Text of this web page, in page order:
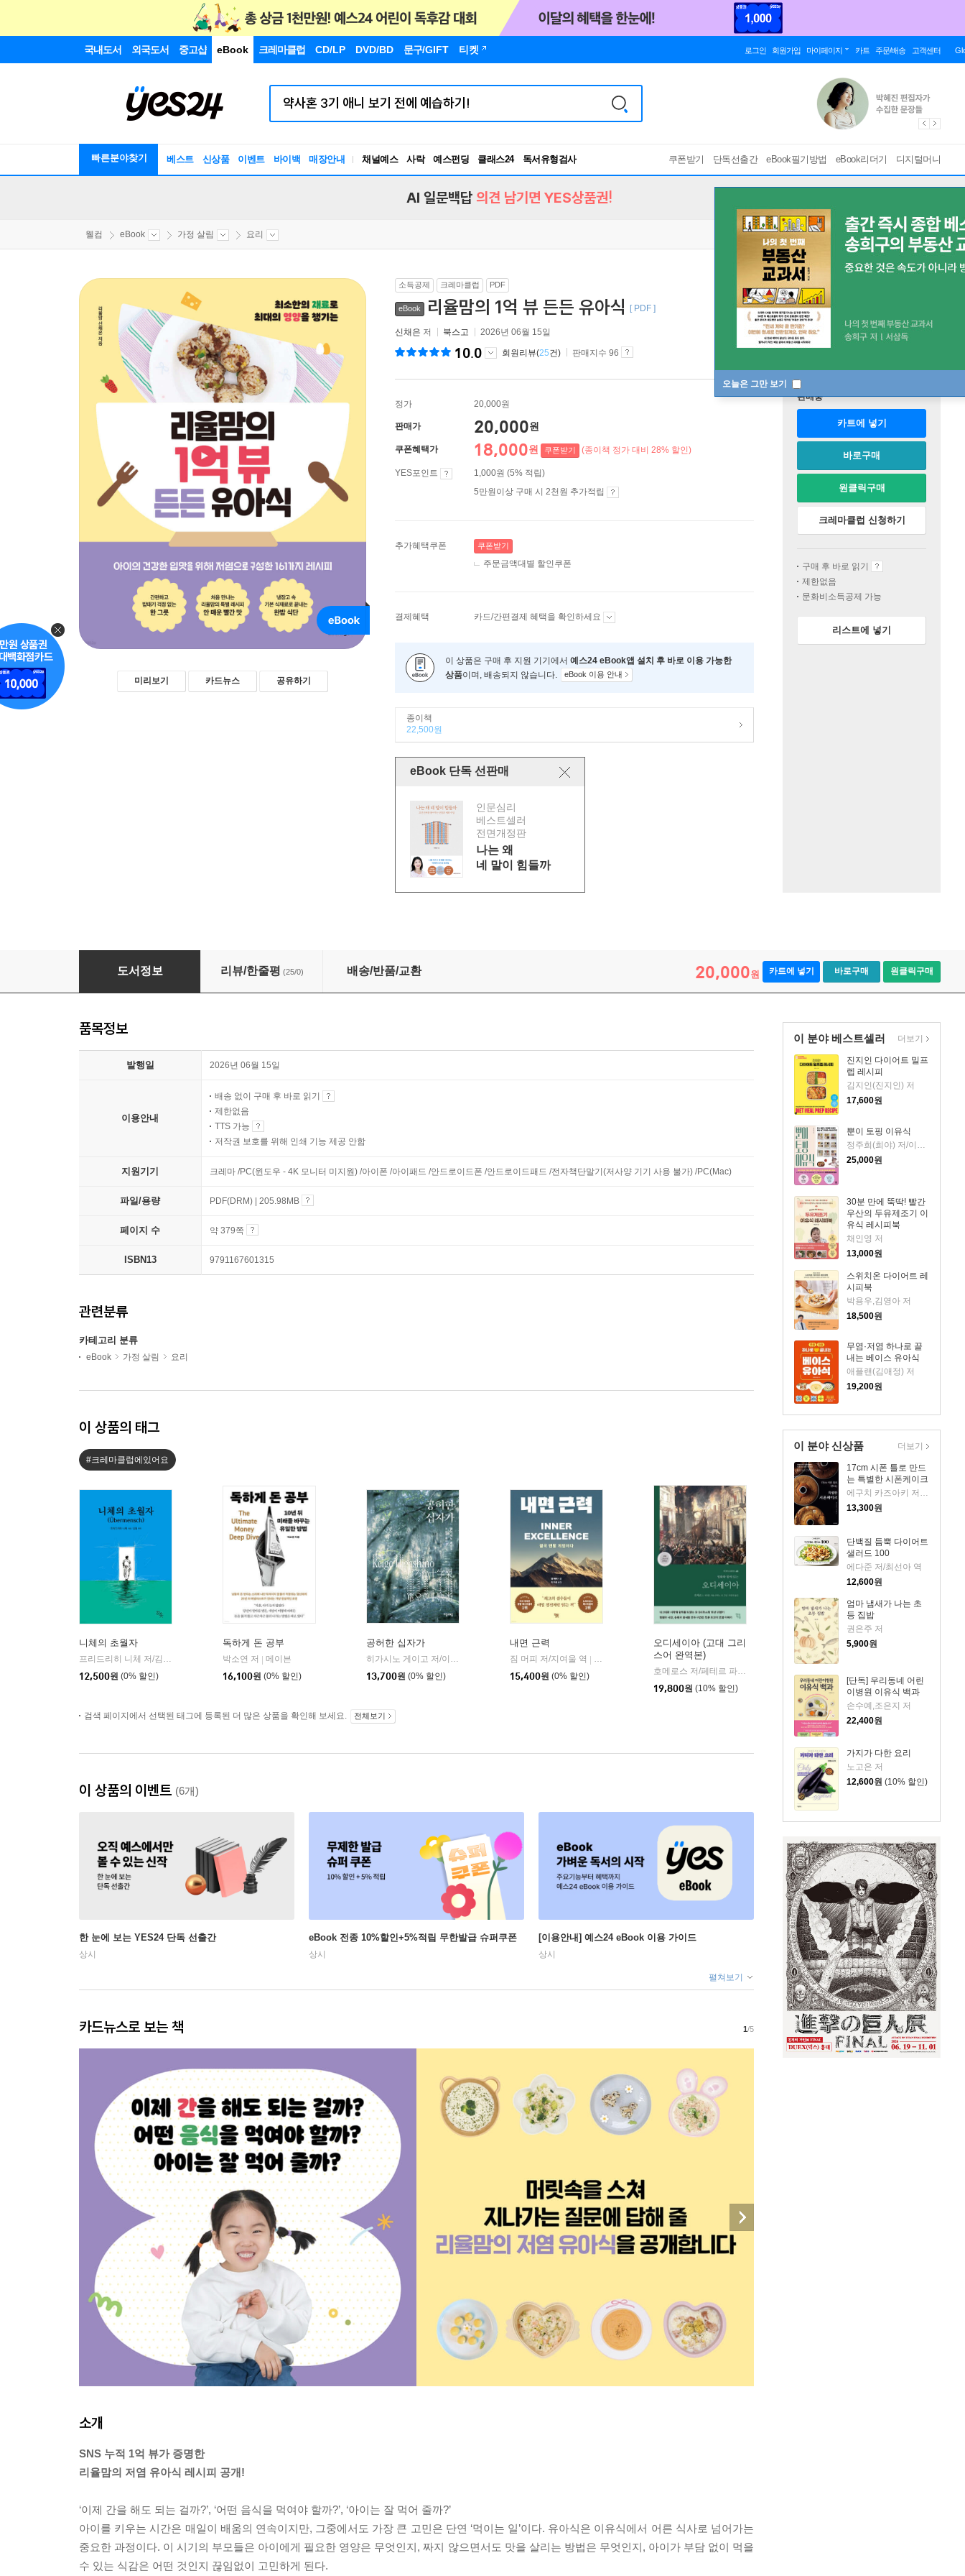
국내도서 외국도서 중고샵 eBook 크레마클럽 CD/LP DVD/BD 문구/GIFT 티켓 로그인 회원가입 마이페이지 카트 주문/배송 고객센터
빠른분야찾기 베스트 신상품 이벤트 바이백 매장안내 채널예스 사락 예스펀딩 클래스24
RBTI Lab
독서유형검사
쿠폰받기 단독선출간 eBook필기방법 eBook리더기 디지털머니
오늘은 그만 보기
AI 일문백답 의견 남기면 YES상품권!
웰컴 eBook 가정 살림 요리
미리보기 카드뉴스 공유하기
소득공제 크레마클럽 PDF
eBook 리율맘의 1억 뷰 든든 유아식 [ PDF ]
신채은 저 북스고 2026년 06월 15일
10.0 회원리뷰(25건) 판매지수 96
정가 20,000원
판매가 20,000원
쿠폰혜택가 18,000원 쿠폰받기 (종이책 정가 대비 28% 할인)
YES포인트
1,000원 (5% 적립)
5만원이상 구매 시 2천원 추가적립
추가혜택쿠폰 쿠폰받기
주문금액대별 할인쿠폰
결제혜택 카드/간편결제 혜택을 확인하세요
이 상품은 구매 후 지원 기기에서 예스24 eBook앱 설치 후 바로 이용 가능한
상품이며, 배송되지 않습니다. eBook 이용 안내
종이책
22,500원
eBook 단독 선판매
인문심리
베스트셀러
전면개정판
나는 왜
네 말이 힘들까
판매중
카트에 넣기
바로구매
원클릭구매
크레마클럽 신청하기
구매 후 바로 읽기
제한없음
문화비소득공제 가능
리스트에 넣기
리율맘의 1억 뷰 든든 유아식
도서정보 리뷰/한줄평 (25/0) 배송/반품/교환 20,000원 카트에 넣기 바로구매 원클릭구매
이 분야 베스트셀러
진지인 다이어트 밀프
렙 레시피
김지인(진지인) 저
17,600원
뿐이 토핑 이유식
25,000원
30분 만에 뚝딱! 빨간
우산의 두유제조기 이
유식 레시피북
채인영 저
13,000원
스위치온 다이어트 레
시피북
박용우,김영아 저
18,500원
무염·저염 하나로 끝
내는 베이스 유아식
애플랜(김애정) 저
19,200원
더보기
이 분야 신상품
17cm 시폰 틀로 만드
는 특별한 시폰케이크
13,300원
단백질 듬뿍 다이어트
샐러드 100
에다준 저/최선아 역
12,600원
엄마 냄새가 나는 초
등 집밥
권은주 저
5,900원
[단독] 우리동네 어린
이병원 이유식 백과
손수예,조은지 저
22,400원
가지가 다한 요리
노고은 저
12,600원 (10% 할인)
더보기
품목정보
발행일 2026년 06월 15일
이용안내
배송 없이 구매 후 바로 읽기
제한없음
TTS 가능
저작권 보호를 위해 인쇄 기능 제공 안함
지원기기 크레마 /PC(윈도우 - 4K 모니터 미지원) /아이폰 /아이패드 /안드로이드폰 /안드로이드패드 /전자책단말기(저사양 기기 사용 불가) /PC(Mac)
파일/용량 PDF(DRM) | 205.98MB
페이지 수 약 379쪽
ISBN13 9791167601315
관련분류
카테고리 분류
eBook 가정 살림 요리
이 상품의 태그
#크레마클럽에있어요
니체의 초월자
12,500원 (0% 할인)
독하게 돈 공부
박소연 저 | 메이븐
16,100원 (0% 할인)
공허한 십자가
자음과모음
13,700원 (0% 할인)
내면 근력
짐 머피 저/지여울 역 |
15,400원 (0% 할인)
오디세이아 (고대 그리
스어 완역본)
19,800원 (10% 할인)
검색 페이지에서 선택된 태그에 등록된 더 많은 상품을 확인해 보세요. 전체보기
이 상품의 이벤트 (6개)
한 눈에 보는 YES24 단독 선출간
상시
eBook 전종 10%할인+5%적립 무한발급 슈퍼쿠폰
상시
[이용안내] 예스24 eBook 이용 가이드
상시
펼쳐보기
카드뉴스로 보는 책 1/5
소개
SNS 누적 1억 뷰가 증명한
리율맘의 저염 유아식 레시피 공개!
‘이제 간을 해도 되는 걸까?’, ‘어떤 음식을 먹여야 할까?’, ‘아이는 잘 먹어 줄까?’
아이를 키우는 시간은 매일이 배움의 연속이지만, 그중에서도 가장 큰 고민은 단연 ‘먹이는 일’이다. 유아식은 이유식에서 어른 식사로 넘어가는
중요한 과정이다. 이 시기의 부모들은 아이에게 필요한 영양은 무엇인지, 짜지 않으면서도 맛을 살리는 방법은 무엇인지, 아이가 부담 없이 먹을
수 있는 식감은 어떤 것인지 끊임없이 고민하게 된다.